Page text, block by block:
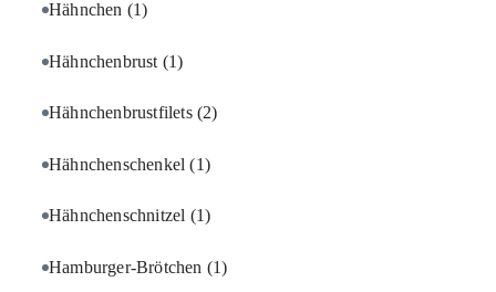
Hähnchen (1)
Hähnchenbrust (1)
Hähnchenbrustfilets (2)
Hähnchenschenkel(1)
Hähnchenschnitzel (1)
Hamburger-Brötchen (1)